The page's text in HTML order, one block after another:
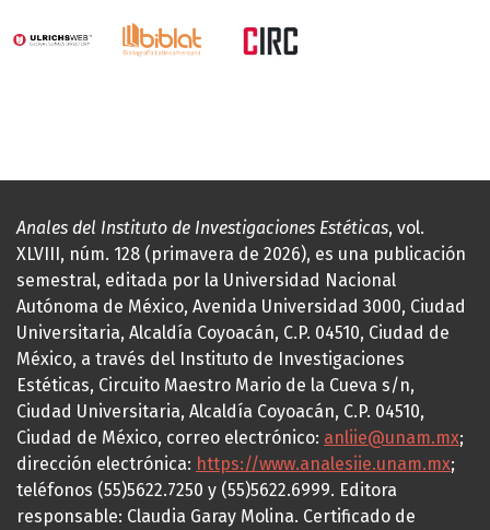
Anales del Instituto de Investigaciones Estéticas, vol.
XLVIII, núm. 128 (primavera de 2026), es una publicación
semestral, editada por la Universidad Nacional
Autónoma de México, Avenida Universidad 3000, Ciudad
Universitaria, Alcaldía Coyoacán, C.P. 04510, Ciudad de
México, a través del Instituto de Investigaciones
Estéticas, Circuito Maestro Mario de la Cueva s/n,
Ciudad Universitaria, Alcaldía Coyoacán, C.P. 04510,
Ciudad de México, correo electrónico: anliie@unam.mx;
dirección electrónica: https://www.analesiie.unam.mx;
teléfonos (55)5622.7250 y (55)5622.6999. Editora
responsable: Claudia Garay Molina. Certificado de